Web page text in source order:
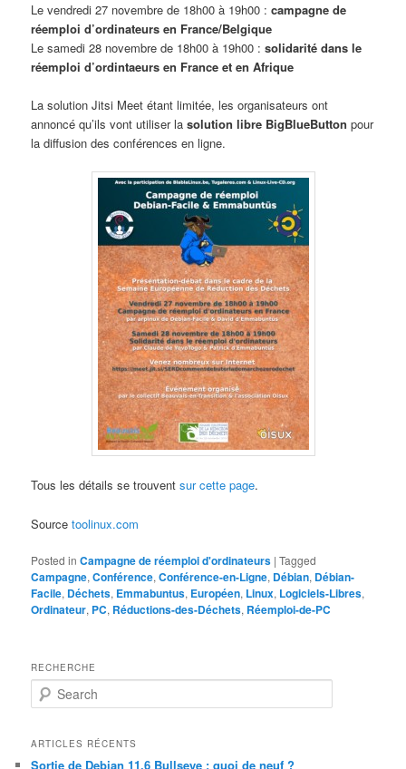
Le vendredi 27 novembre de 18h00 à 19h00 :campagne de
réemploi d’ordinateurs en France/Belgique
Le samedi 28 novembre de 18h00 à 19h00 :solidarité dans le
réemploi d’ordintaeurs en France et en Afrique
La solution Jitsi Meet étant limitée, les organisateurs ont
annoncé qu’ils vont utiliser lasolution libre BigBlueButton pour
la diffusion des conférences en ligne.
Tous les détails se trouventsur cette page.
Sourcetoolinux.com
Posted in Campagne de réemploi d'ordinateurs |Tagged
Campagne,Conférence,Conférence-en-Ligne, Débian, Débian-
Facile, Déchets, Emmabuntus, Européen, Linux, Logiciels-Libres,
Ordinateur, PC, Réductions-des-Déchets, Réemploi-de-PC
RECHERCHE
e
r
ARTICLES RÉCENTS
Sortie de Debian 11.6 Bullseye : quoi de neuf ?